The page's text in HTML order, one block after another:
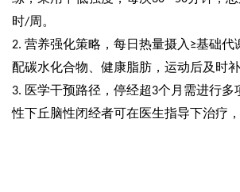
时/周。
2. 营养强化策略，每日热量摄入 ≥基础代
配碳水化合物、健康脂肪，运动后及时补
3. 医学干预路径，停经超3个月需进行多
性下丘脑性闭经者可在医生指导下治疗